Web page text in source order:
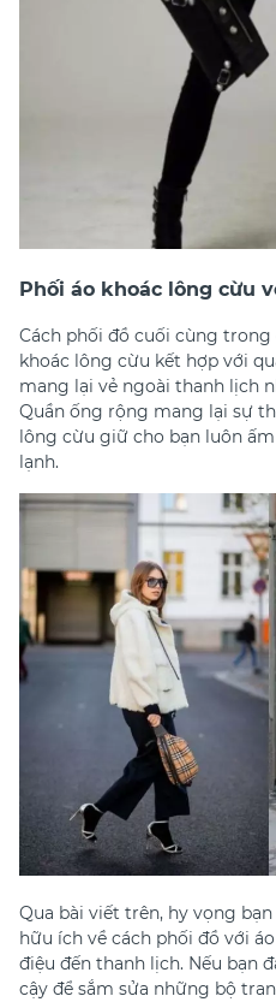
Phối áo khoác lông cừu
Cách phối đồ cuối cùng trong
khoác lông cừu kết hợp với
mang lại vẻ ngoài thanh lịch
Quần ống rộng mang lại sự
lông cừu giữ cho bạn luôn
lạnh.
Qua bài viết trên, hy vọng
hữu ích về cách phối đồ với
điệu đến thanh lịch. Nếu bạn
cậy để sắm sửa những bộ